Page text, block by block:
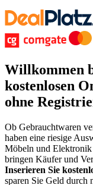
Willkommen
kostenlosen
ohne
Ob Gebrauchtwaren
haben eine riesige
Möbeln und Elektronik
bringen Käufer und
Inserieren Sie
sparen Sie Geld durch